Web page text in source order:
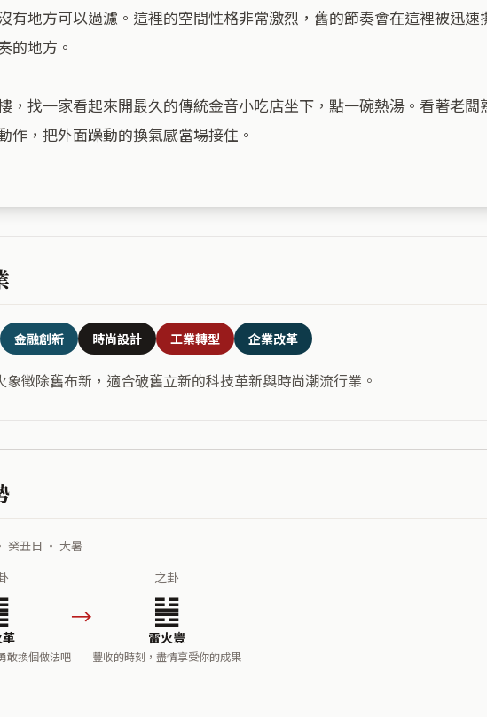
有地方可以過濾。這裡的空間性格非常激烈，舊的節奏會在這裡被迅
的地方。
，找一家看起來開最久的傳統金音小吃店坐下，點一碗熱湯。看著老
作，把外面躁動的換氣感當場接住。
金融創新 時尚設計 工業轉型 企業改革
象徵除舊布新，適合破舊立新的科技革新與時尚潮流行業。
癸丑日 ・ 大暑
敢換個做法吧
→
之卦
䷶
雷火豐
豐收的時刻，盡情享受你的成果